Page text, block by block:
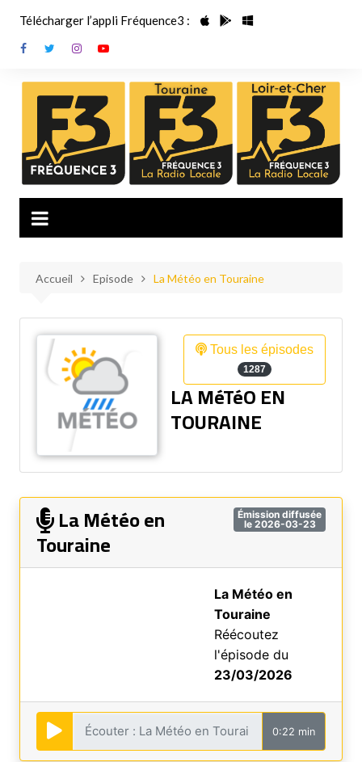
contenu
Télécharger l’appli Fréquence3 :
Accueil Episode La Météo en Touraine
Tous les épisodes
1287
LA MéTéO EN
TOURAINE
Émission diffusée
le 2026-03-23
La Météo en
Touraine
La Météo en
Touraine
Réécoutez
l'épisode du
23/03/2026
0:22 min